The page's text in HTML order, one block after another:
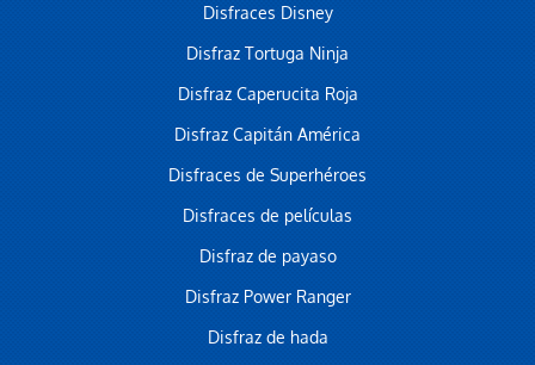
Disfraces Disney
Disfraz Tortuga Ninja
Disfraz Caperucita Roja
Disfraz Capitán América
Disfraces de Superhéroes
Disfraces de películas
Disfraz de payaso
Disfraz Power Ranger
Disfraz de hada